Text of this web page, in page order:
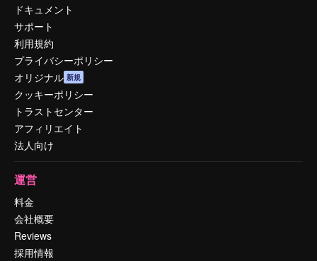
ドキュメント
サポート
利用規約
プライバシーポリシー
オリジナル 新規
クッキーポリシー
トラストセンター
アフィリエイト
法人向け
運営
料金
会社概要
Reviews
採用情報